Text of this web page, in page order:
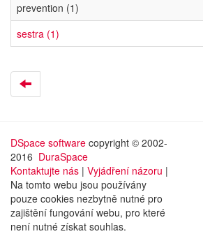
prevention (1)
sestra (1)
DSpace software copyright © 2002-
2016 DuraSpace
Kontaktujte nás | Vyjádření názoru |
Na tomto webu jsou používány
pouze cookies nezbytně nutné pro
zajištění fungování webu, pro které
není nutné získat souhlas.